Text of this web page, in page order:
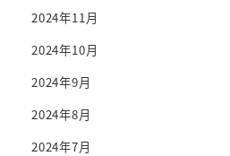
2024年11月
2024年10月
2024年9月
2024年8月
2024年7月